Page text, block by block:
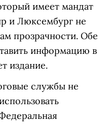
имеет мандат
и Люксембург не
прозрачности. Обе
информацию в
издание.
службы не